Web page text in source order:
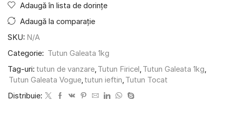
Adaugă în lista de dorințe
Adaugă la comparație
SKU: N/A
Categorie: Tutun Galeata 1kg
Tag-uri: tutun de vanzare, Tutun Firicel, Tutun Galeata 1kg,
Tutun Galeata Vogue, tutun ieftin, Tutun Tocat
Distribuie: